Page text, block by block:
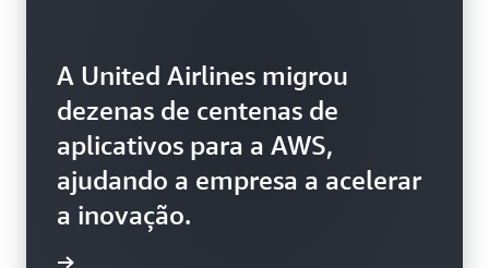
A United Airlines migrou
dezenas de centenas de
aplicativos para a AWS,
ajudando a empresa a acelerar
a inovação.